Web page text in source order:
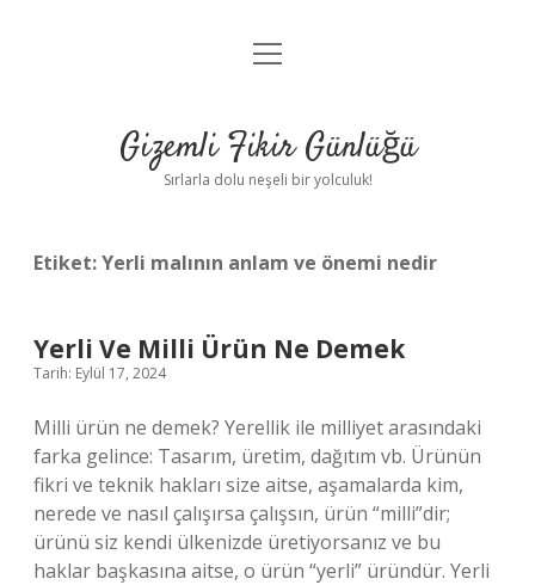
Anasayfa
Yasal Uyarı
menüyü
Gizemli Fikir Günlüğü
Sırlarla dolu neşeli bir yolculuk!
Etiket:Yerli malının anlam ve önemi nedir
Yerli Ve Milli Ürün Ne Demek
Tarih: Eylül 17, 2024
Milli ürün ne demek? Yerellik ile milliyet arasındaki
farka gelince: Tasarım, üretim, dağıtım vb. Ürünün
fikri ve teknik hakları size aitse, aşamalarda kim,
nerede ve nasıl çalışırsa çalışsın, ürün “milli”dir;
ürünü siz kendi ülkenizde üretiyorsanız ve bu
haklar başkasına aitse, o ürün “yerli” üründür. Yerli